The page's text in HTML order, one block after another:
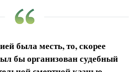
была месть, то, скорее
бы организован судебный